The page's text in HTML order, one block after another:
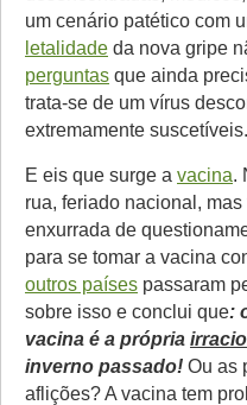
um cenário patético com
letalidade da nova gripe
perguntas que ainda
trata-se de um vírus
extremamente
E eis que surge a vacina.
rua, feriado nacional,
enxurrada de
para se tomar a vacina
outros países passaram
sobre isso e conclui que:
vacina é a própria
inverno passado! Ou as
aflições? A vacina tem